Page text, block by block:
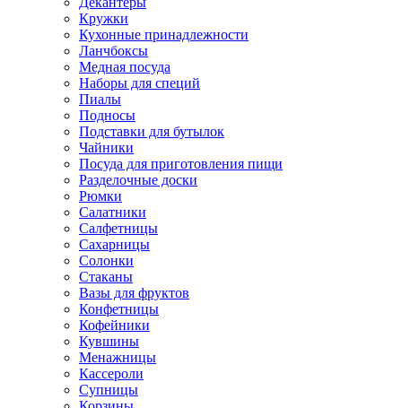
Кружки
Кухонные принадлежности
Ланчбоксы
Медная посуда
Наборы для специй
Пиалы
Подносы
Подставки для бутылок
Чайники
Посуда для приготовления пищи
Разделочные доски
Рюмки
Салатники
Салфетницы
Сахарницы
Солонки
Стаканы
Вазы для фруктов
Конфетницы
Кофейники
Кувшины
Менажницы
Кассероли
Супницы